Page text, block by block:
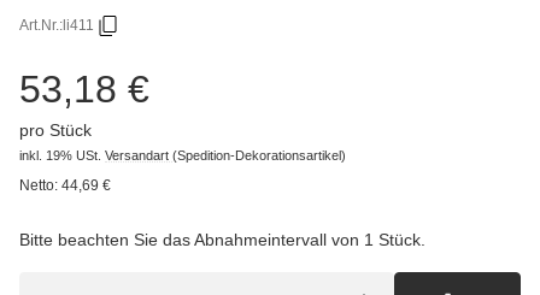
Art.Nr.: li411
53,18 €
pro Stück
inkl. 19% USt. Versandart (Spedition-Dekorationsartikel)
Netto: 44,69 €
Bitte beachten Sie das Abnahmeintervall von 1 Stück.